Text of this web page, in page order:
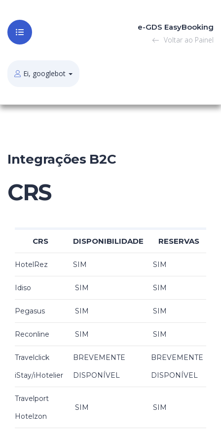
e-GDS EasyBooking
Voltar ao Painel
Ei, googlebot
Integrações B2C
CRS
CRS DISPONIBILIDADE RESERVAS
HotelRez SIM SIM
Idiso SIM SIM
Pegasus SIM SIM
Reconline SIM SIM
Travelclick
iStay/iHotelier
BREVEMENTE
DISPONÍVEL
BREVEMENTE
DISPONÍVEL
Travelport
Hotelzon
SIM SIM